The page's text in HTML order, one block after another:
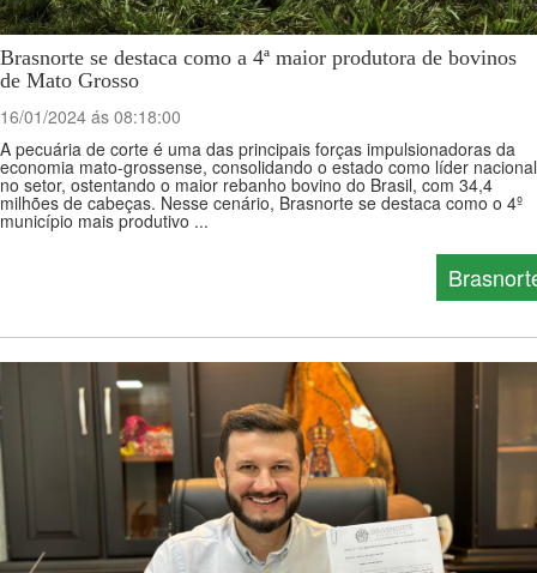
Brasnorte se destaca como a 4ª maior produtora de bovinos
de Mato Grosso
16/01/2024 ás 08:18:00
A pecuária de corte é uma das principais forças impulsionadoras da
economia mato-grossense, consolidando o estado como líder nacional
no setor, ostentando o maior rebanho bovino do Brasil, com 34,4
milhões de cabeças. Nesse cenário, Brasnorte se destaca como o 4º
município mais produtivo ...